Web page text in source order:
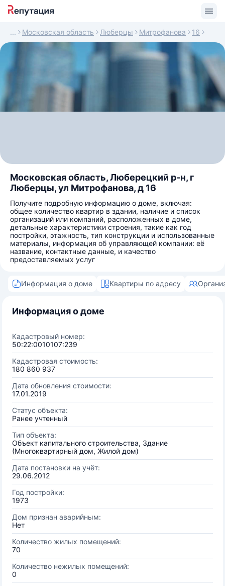
Московская область Люберцы Митрофанова 16
Московская область, Люберецкий р-н, г
Люберцы, ул Митрофанова, д 16
Получите подробную информацию о доме, включая:
общее количество квартир в здании, наличие и список
организаций или компаний, расположенных в доме,
детальные характеристики строения, такие как год
постройки, этажность, тип конструкции и использованные
материалы, информация об управляющей компании: её
название, контактные данные, и качество
предоставляемых услуг
Информация о доме Квартиры по адресу
Информация о доме
Кадастровый номер:
50:22:0010107:239
Кадастровая стоимость:
180 860 937
Дата обновления стоимости:
17.01.2019
Статус объекта:
Ранее учтенный
Тип объекта:
Объект капитального строительства, Здание
(Многоквартирный дом, Жилой дом)
Дата постановки на учёт:
29.06.2012
Год постройки:
1973
Дом признан аварийным:
Нет
Количество жилых помещений:
70
Количество нежилых помещений:
0